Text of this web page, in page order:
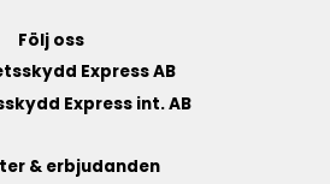
Följ oss
Express AB
Express int. AB
& erbjudanden